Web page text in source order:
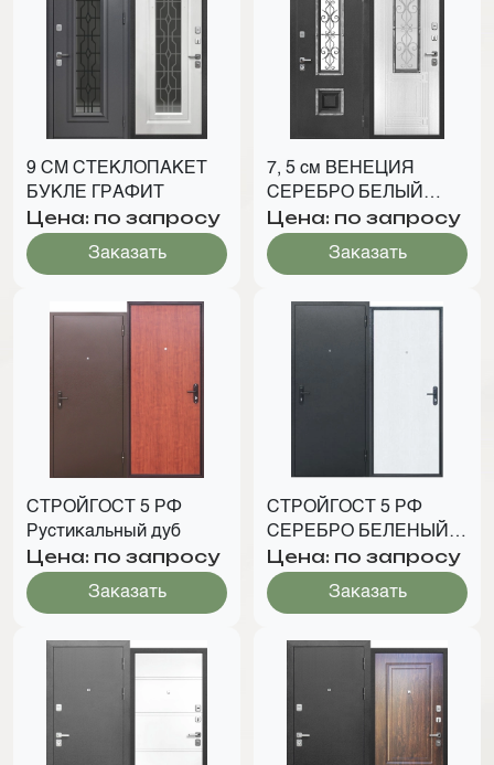
9 СМ СТЕКЛОПАКЕТ
БУКЛЕ ГРАФИТ
Цена: по запросу
Заказать
7, 5 см ВЕНЕЦИЯ
СЕРЕБРО БЕЛЫЙ
ЯСЕНЬ
Цена: по запросу
Заказать
СТРОЙГОСТ 5 РФ
Рустикальный дуб
Цена: по запросу
Заказать
СТРОЙГОСТ 5 РФ
СЕРЕБРО БЕЛЕНЫЙ
ДУБ
Цена: по запросу
Заказать